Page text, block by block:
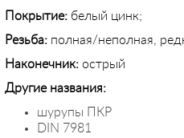
Покрытие: белый цинк;
Резьба: полная/неполная,
Наконечник: острый
Другие названия:
шурупы ПКР
DIN 7981